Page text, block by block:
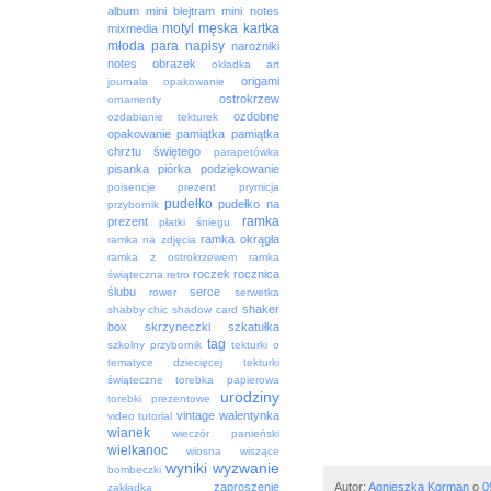
Autor: Agnieszka Korman o
album mini blejtram mini notes
mixmedia motyl męska kartka
młoda para napisy narożniki
notes
obrazek
okładka art
journala
opakowanie origami
ornamenty ostrokrzew
ozdabianie tekturek
ozdobne
opakowanie pamiątka pamiątka
chrztu świętego
parapetówka
pisanka piórka podziękowanie
poisencje prezent
prymicja
przybornik pudełko pudełko na
prezent
płatki śniegu ramka
ramka na zdjęcia ramka okrągła
ramka z ostrokrzewem
ramka
świąteczna retro roczek rocznica
ślubu
rower serce
serwetka
shabby chic shadow card shaker
box
skrzyneczki szkatułka
szkolny przybornik tag tekturki o
tematyce dziecięcej
tekturki
świąteczne
torebka papierowa
torebki prezentowe
urodziny
video tutorial vintage walentynka
wianek wieczór panieński
wielkanoc wiosna
wiszące
bombeczki wyniki wyzwanie
zakładka zaproszenie